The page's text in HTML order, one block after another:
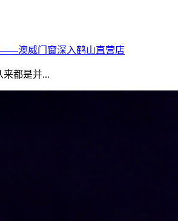
澳威门窗深入鹤山直营店
来都是并...